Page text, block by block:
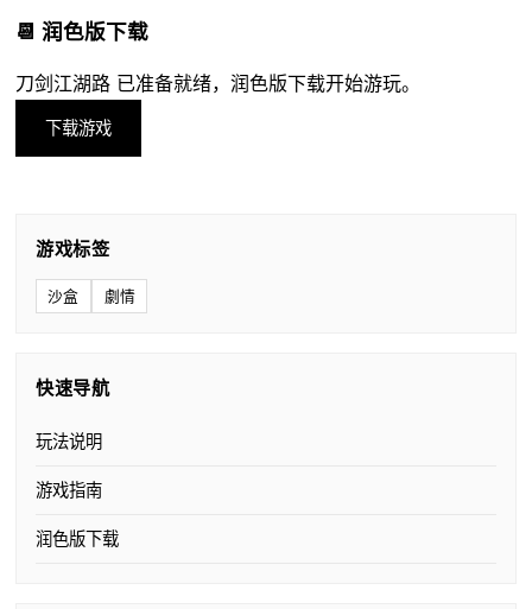
📆 润色版下载
刀剑江湖路 已准备就绪，润色版下载开始游玩。
下载游戏
游戏标签
沙盒 劇情
快速导航
玩法说明
游戏指南
润色版下载